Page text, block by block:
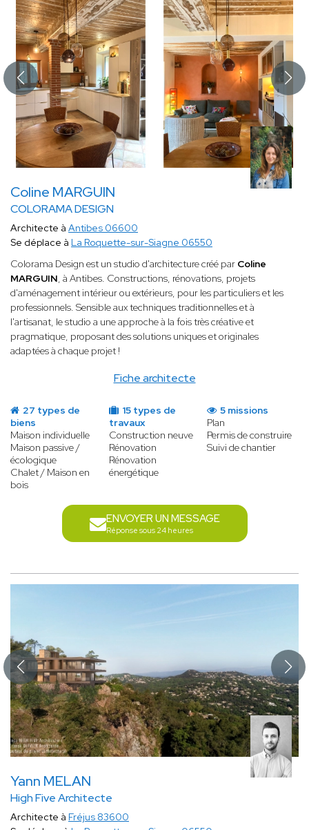
Coline MARGUIN
COLORAMA DESIGN
Fiche architecte
Architecte à Antibes 06600
Se déplace à La Roquette-sur-Siagne 06550
Colorama Design est un studio d'architecture créé par Coline
MARGUIN, à Antibes. Constructions, rénovations, projets
d'aménagement intérieur ou extérieurs, pour les particuliers et les
professionnels. Sensible aux techniques traditionnelles et à
l'artisanat, le studio a une approche à la fois très créative et
pragmatique, proposant des solutions uniques et originales
adaptées à chaque projet !
27 types de
biens
Maison individuelle
Maison passive /
écologique
Chalet / Maison en
bois
15 types de
travaux
Construction neuve
Rénovation
Rénovation
énergétique
5 missions
Plan
Permis de construire
Suivi de chantier
ENVOYER UN MESSAGE
Réponse sous 24 heures
Yann MELAN
High Five Architecte
Architecte à Fréjus 83600